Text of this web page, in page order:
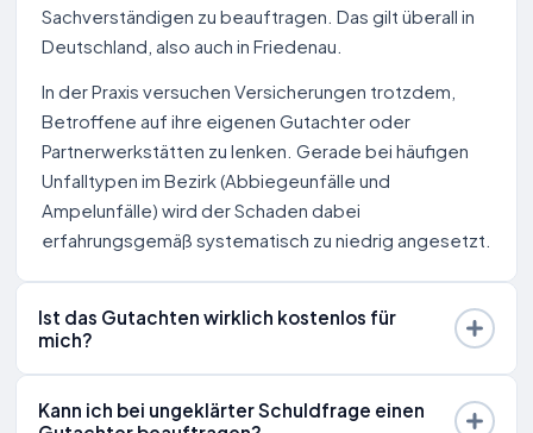
Sachverständigen zu beauftragen. Das gilt überall in
Deutschland, also auch in Friedenau.
In der Praxis versuchen Versicherungen trotzdem,
Betroffene auf ihre eigenen Gutachter oder
Partnerwerkstätten zu lenken. Gerade bei häufigen
Unfalltypen im Bezirk (Abbiegeunfälle und
Ampelunfälle) wird der Schaden dabei
erfahrungsgemäß systematisch zu niedrig angesetzt.
Ist das Gutachten wirklich kostenlos für
mich?
Kann ich bei ungeklärter Schuldfrage einen